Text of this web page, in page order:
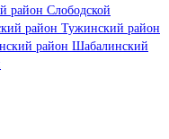
район Слободской
район Тужинский район
район Шабалинский